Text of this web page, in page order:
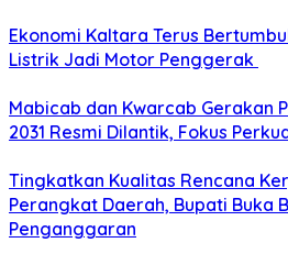
Ekonomi Kaltara Terus
Listrik Jadi Motor Penggerak
Mabicab dan Kwarcab Gerakan
2031 Resmi Dilantik, Fokus
Tingkatkan Kualitas Rencana
Perangkat Daerah, Bupati Buka
Penganggaran